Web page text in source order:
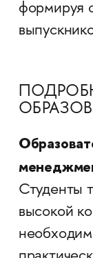
формируя
Студенты
высокой